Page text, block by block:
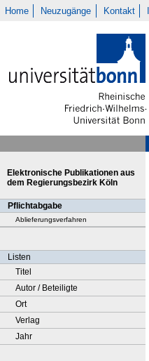
Home Neuzugänge Kontakt
Elektronische Publikationen aus
dem Regierungsbezirk Köln
Pflichtabgabe
Ablieferungsverfahren
Listen
Titel
Autor / Beteiligte
Ort
Verlag
Jahr